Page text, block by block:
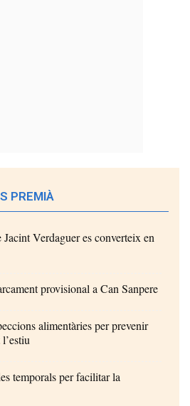
PREMIÀ
Verdaguer es converteix en
provisional a Can Sanpere
alimentàries per prevenir
temporals per facilitar la